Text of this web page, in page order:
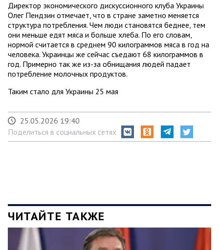
Директор экономического дискуссионного клуба Украины
Олег Пендзин отмечает, что в стране заметно меняется
структура потребления. Чем люди становятся беднее, тем
они меньше едят мяса и больше хлеба. По его словам,
нормой считается в среднем 90 килограммов мяса в год на
человека. Украинцы же сейчас съедают 68 килограммов в
год. Примерно так же из-за обнищания людей падает
потребление молочных продуктов.
Таким стало для Украины 25 мая
25.05.2026 19:40
Поделиться в социальных сетях
ЧИТАЙТЕ ТАКЖЕ